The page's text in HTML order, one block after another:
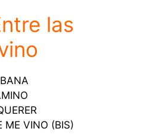
las
ME VINO (BIS)